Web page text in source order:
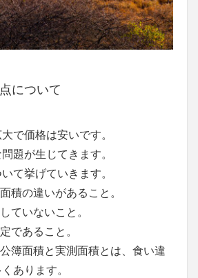
について
で価格は安いです。
題が生じてきます。
て挙げていきます。
積の違いがあること。
ていないこと。
であること。
簿面積と実測面積とは、食い違
あります。